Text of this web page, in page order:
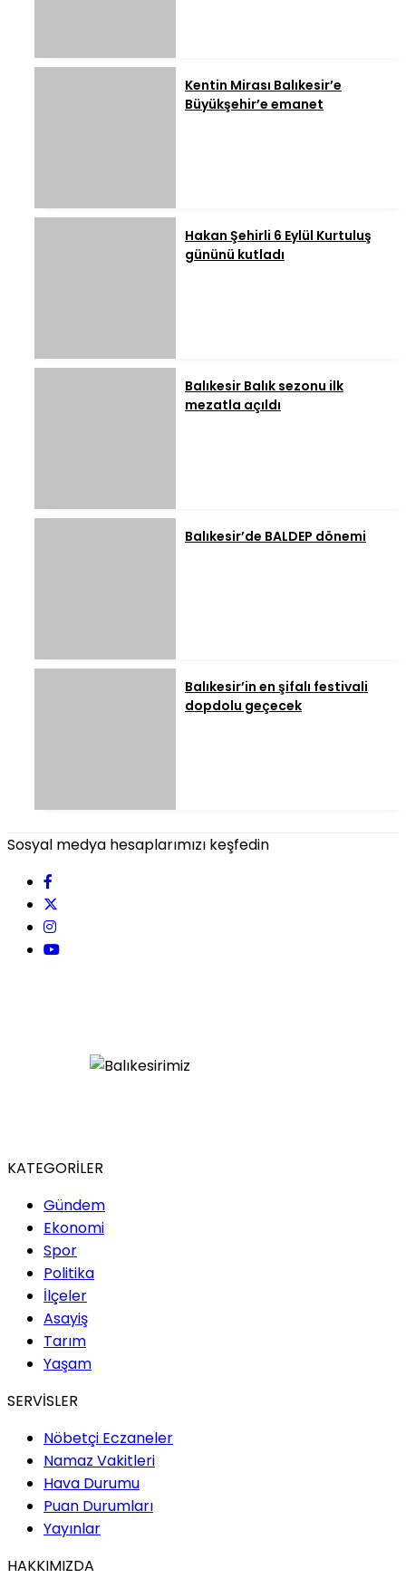
Kentin Mirası Balıkesir’e
Büyükşehir’e emanet
Hakan Şehirli 6 Eylül Kurtuluş
gününü kutladı
Balıkesir Balık sezonu ilk
mezatla açıldı
Balıkesir’de BALDEP dönemi
Balıkesir’in en şifalı festivali
dopdolu geçecek
Sosyal medya hesaplarımızı keşfedin
KATEGORİLER
Gündem
Ekonomi
Spor
Politika
İlçeler
Asayiş
Tarım
Yaşam
SERVİSLER
Nöbetçi Eczaneler
Namaz Vakitleri
Hava Durumu
Puan Durumları
Yayınlar
HAKKIMIZDA